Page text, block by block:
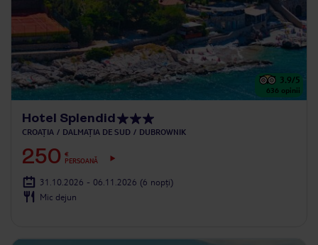
3.9/5
636 opinii
Hotel Splendid
CROAȚIA DALMAȚIA DE SUD DUBROWNIK
250 €
PERSOANĂ
31.10.2026 - 06.11.2026 (6 nopți)
Mic dejun